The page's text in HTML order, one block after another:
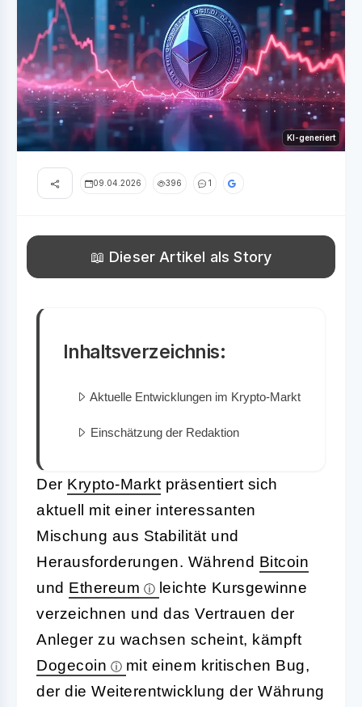
KI-generiert
09.04.2026 396 1
📖 Dieser Artikel als Story
Inhaltsverzeichnis:
Aktuelle Entwicklungen im Krypto-Markt
Einschätzung der Redaktion
Der Krypto-Markt präsentiert sich
aktuell mit einer interessanten
Mischung aus Stabilität und
Herausforderungen. Während Bitcoin
und Ethereum
leichte Kursgewinne
verzeichnen und das Vertrauen der
Anleger zu wachsen scheint, kämpft
Dogecoin
mit einem kritischen Bug,
der die Weiterentwicklung der Währung